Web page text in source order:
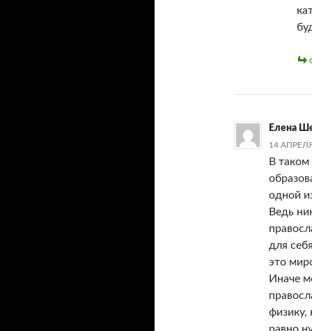
Елена
14
В
одной
Ведь
для
это
Иначе
физику,